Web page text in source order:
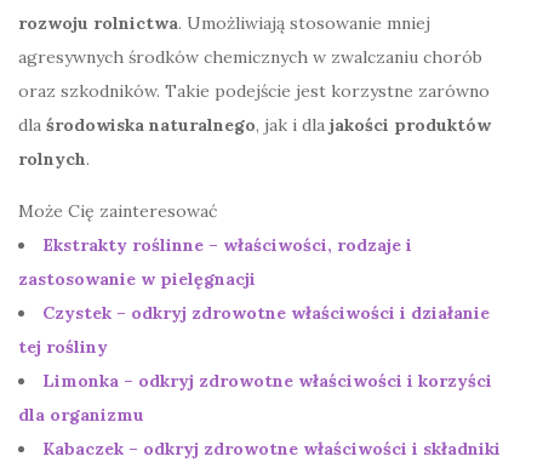
rozwoju rolnictwa. Umożliwiają stosowanie mniej
agresywnych środków chemicznych w zwalczaniu chorób
oraz szkodników. Takie podejście jest korzystne zarówno
dla środowiska naturalnego, jak i dla jakości produktów
rolnych.
Może Cię zainteresować
Ekstrakty roślinne – właściwości, rodzaje i
zastosowanie w pielęgnacji
Czystek – odkryj zdrowotne właściwości i działanie
tej rośliny
Limonka – odkryj zdrowotne właściwości i korzyści
dla organizmu
Kabaczek – odkryj zdrowotne właściwości i składniki